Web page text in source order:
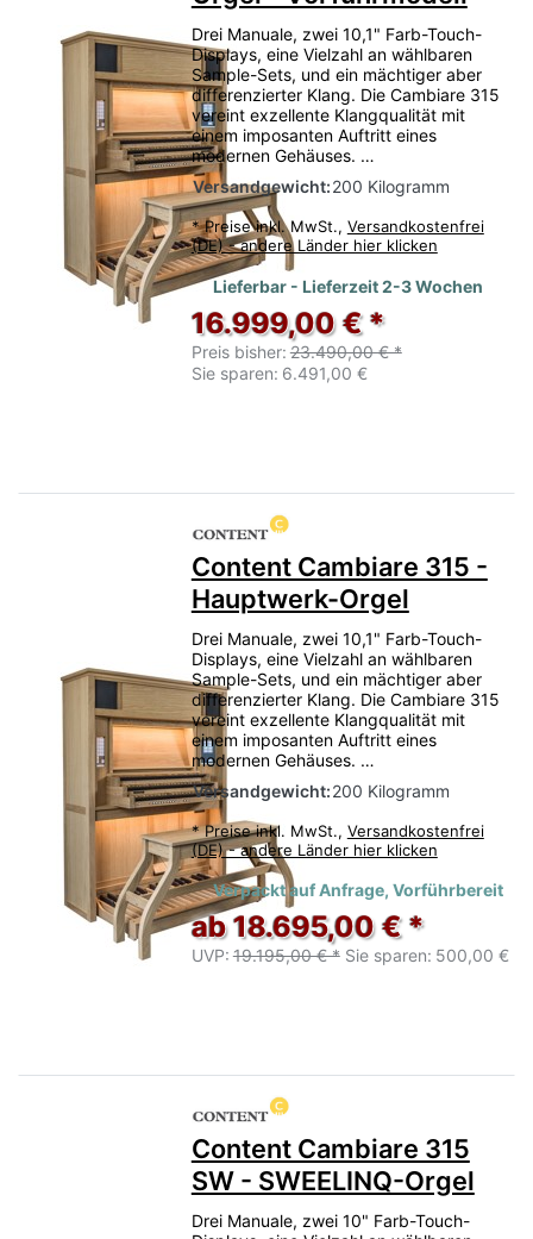
Drei Manuale, zwei 10,1" Farb-Touch-
Displays, eine Vielzahl an wählbaren
Sample-Sets, und ein mächtiger aber
differenzierter Klang. Die Cambiare 315
vereint exzellente Klangqualität mit
einem imposanten Auftritt eines
modernen Gehäuses. …
Versandgewicht:200 Kilogramm
* Preise inkl. MwSt., Versandkostenfrei
(DE) - andere Länder hier klicken
Lieferbar - Lieferzeit 2-3 Wochen
16.999,00 € *
Preis bisher: 23.490,00 € *
Sie sparen: 6.491,00 €
Content Cambiare 315 -
Hauptwerk-Orgel
Drei Manuale, zwei 10,1" Farb-Touch-
Displays, eine Vielzahl an wählbaren
Sample-Sets, und ein mächtiger aber
differenzierter Klang. Die Cambiare 315
vereint exzellente Klangqualität mit
einem imposanten Auftritt eines
modernen Gehäuses. …
Versandgewicht:200 Kilogramm
* Preise inkl. MwSt., Versandkostenfrei
(DE) - andere Länder hier klicken
Verpackt auf Anfrage, Vorführbereit
ab 18.695,00 € *
UVP: 19.195,00 € * Sie sparen: 500,00 €
Content Cambiare 315
SW - SWEELINQ-Orgel
Drei Manuale, zwei 10" Farb-Touch-